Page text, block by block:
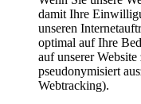
damit Ihre
unseren
optimal auf Ihre
auf unserer
pseudonymisiert
Webtracking).